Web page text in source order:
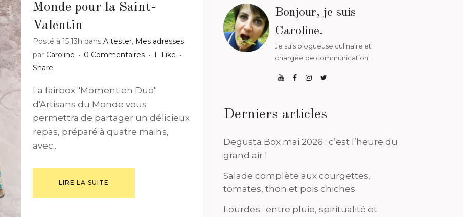
Monde pour la Saint-
Valentin
Posté à 15:13h dans A tester, Mes adresses
par Caroline 0 Commentaires 1
Like
Share
La fairbox "Moment en Duo"
d'Artisans du Monde vous
permettra de partager un délicieux
repas, préparé à quatre mains,
avec...
LIRE LA SUITE
Bonjour, je suis
Caroline.
Je suis blogueuse culinaire et
chargée de communication.
Derniers articles
Degusta Box mai 2026 : c’est l’heure du
grand air !
Salade complète aux courgettes,
tomates, thon et pois chiches
Lourdes : entre pluie, spiritualité et